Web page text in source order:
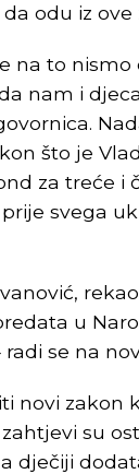
odu iz ove
na to
nam i
što je
za treće i
svega
u
se na
novi zakon
su
dječiji